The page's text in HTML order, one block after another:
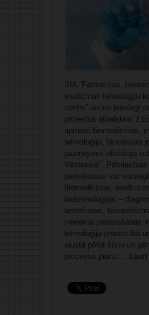
SIA “Farmācijas,
medicīnas tehnoloģiju
centrs” aicina iesniegt
projektus atbalstam
apmērā biomedicīnas,
tehnoloģiju, farmācijas
paziņojums oficiālajā
Vēstnesis”.
pieteikumus var
biomedicīnas,
biotehnoloģijas –
ārstēšanas,
intelekta pielietošanas
tehnoloģiju pētniecībā
skaitā pētot šūnu un
procesus jaunu ...